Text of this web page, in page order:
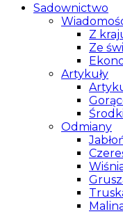
Sadownictwo
Z
Ze
Artykuły
Odmiany